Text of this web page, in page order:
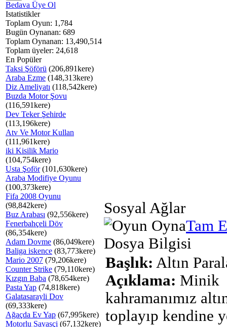
Bedava Üye Ol
Istatistikler
Toplam Oyun: 1,784
Bugün Oynanan: 689
Toplam Oynanan: 13,490,514
Toplam üyeler: 24,618
En Popüler
Taksi Şöförü (206,891kere)
Araba Ezme (148,313kere)
Diz Ameliyatı (118,542kere)
Buzda Motor Şovu
(116,591kere)
Dev Teker Şehirde
(113,196kere)
Atv Ve Motor Kullan
(111,961kere)
iki Kisilik Mario
(104,754kere)
Usta Şoför(101,630kere)
Araba Modifiye Oyunu
(100,373kere)
Fifa 2008 Oyunu
(98,842kere)
Buz Arabası (92,556kere)
Fenerbahçeli Döv
(86,354kere)
Adam Dovme (86,049kere)
Baliga iskence (83,773kere)
Mario 2007 (79,206kere)
Counter Strike (79,110kere)
Kızgın Baba (78,654kere)
Pasta Yap (74,818kere)
Galatasarayli Dov
(69,333kere)
Ağaçda Ev Yap (67,995kere)
Motorlu Savasçi (67,132kere)
Sosyal Ağlar
Tam
Dosya Bilgisi
Başlık: Altın
Açıklama: Minik
kahramanımız
toplayıp kendine